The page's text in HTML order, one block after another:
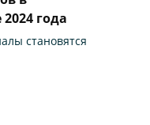
года
становятся